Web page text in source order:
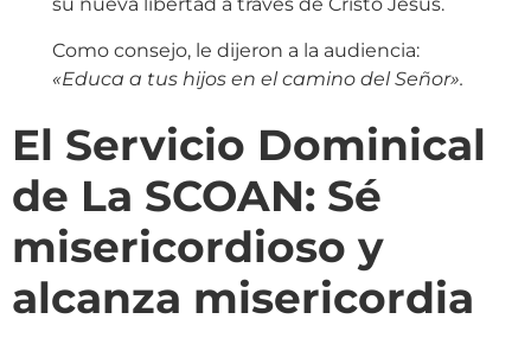
su nueva libertad a través de Cristo Jesús.
Como consejo, le dijeron a la audiencia:
«Educa a tus hijos en el camino del Señor».
El Servicio Dominical
de La SCOAN: Sé
misericordioso y
alcanza misericordia